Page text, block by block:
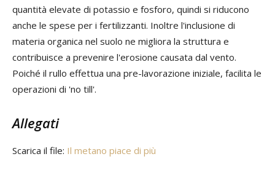
quantità elevate di potassio e fosforo, quindi si riducono
anche le spese per i fertilizzanti. Inoltre l'inclusione di
materia organica nel suolo ne migliora la struttura e
contribuisce a prevenire l'erosione causata dal vento.
Poiché il rullo effettua una pre-lavorazione iniziale, facilita le
operazioni di 'no till'.
Allegati
Scarica il file: Il metano piace di più